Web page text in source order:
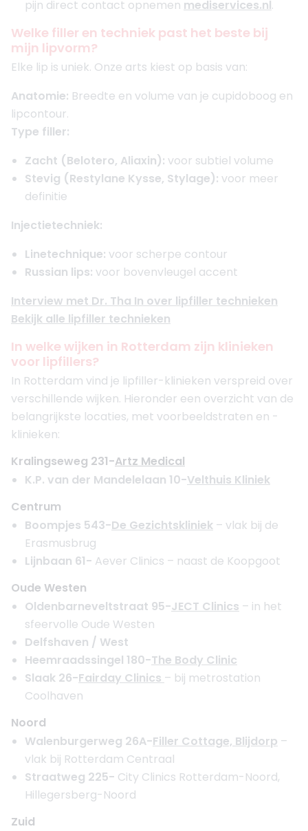
pijn direct contact opnemen mediservices.nl.
Welke filler en techniek past het beste bij
mijn lipvorm?
Elke lip is uniek. Onze arts kiest op basis van:
Anatomie: Breedte en volume van je cupidoboog en
lipcontour.
Type filler:
Zacht (Belotero, Aliaxin): voor subtiel volume
Stevig (Restylane Kysse, Stylage): voor meer
definitie
Injectietechniek:
Linetechnique: voor scherpe contour
Russian lips: voor bovenvleugel accent
Interview met Dr. Tha In over lipfiller technieken
Bekijk alle lipfiller technieken
In welke wijken in Rotterdam zijn klinieken
voor lipfillers?
In Rotterdam vind je lipfiller-klinieken verspreid over
verschillende wijken. Hieronder een overzicht van de
belangrijkste locaties, met voorbeeldstraten en -
klinieken:
Kralingseweg 231-Artz Medical
K.P. van der Mandelelaan 10-Velthuis Kliniek
Centrum
Boompjes 543-De Gezichtskliniek – vlak bij de
Erasmusbrug
Lijnbaan 61- Aever Clinics – naast de Koopgoot
Oude Westen
Oldenbarneveltstraat 95-JECT Clinics – in het
sfeervolle Oude Westen
Delfshaven / West
Heemraadssingel 180-The Body Clinic
Slaak 26-Fairday Clinics – bij metrostation
Coolhaven
Noord
Walenburgerweg 26A-Filler Cottage, Blijdorp –
vlak bij Rotterdam Centraal
Straatweg 225- City Clinics Rotterdam-Noord,
Hillegersberg-Noord
Zuid